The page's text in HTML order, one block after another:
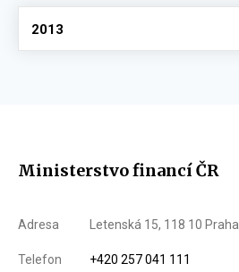
Vyberte
2013
Ministerstvo financí ČR
Adresa Letenská 15, 118 10 Praha
Telefon +420 257 041 111